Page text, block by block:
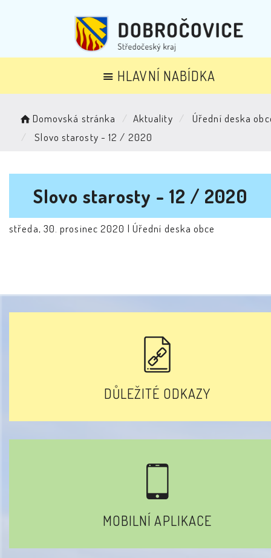
HLAVNÍ NABÍDKA
Domovská stránka Aktuality
Úřední deska
Slovo starosty - 12 / 2020
Slovo starosty - 12 / 2020
středa, 30. prosinec 2020 | Úřední deska obce
DŮLEŽITÉ ODKAZY
MOBILNÍ APLIKACE